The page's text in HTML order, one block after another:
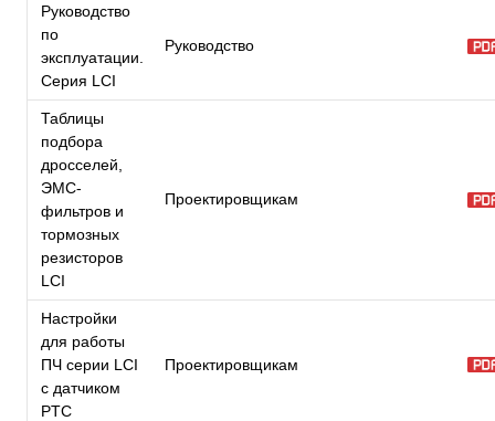
Руководство
по
эксплуатации.
Серия LCI
Руководство
Таблицы
подбора
дросселей,
ЭМС-
фильтров и
тормозных
резисторов
LCI
Проектировщикам
Настройки
для работы
ПЧ серии LCI
с датчиком
PTC
Проектировщикам